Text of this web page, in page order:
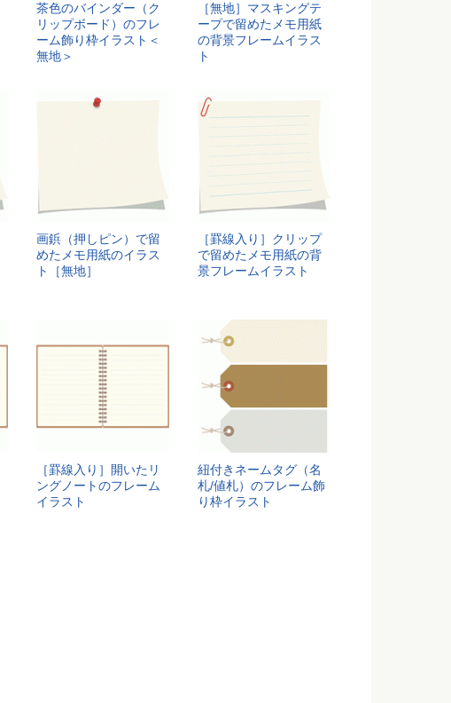
茶色のバインダー（ク
リップボード）のフレ
ーム飾り枠イラスト＜
無地＞
［無地］マスキングテ
ープで留めたメモ用紙
の背景フレームイラス
ト
画鋲（押しピン）で留
めたメモ用紙のイラス
ト［無地］
［罫線入り］クリップ
で留めたメモ用紙の背
景フレームイラスト
［罫線入り］開いたリ
ングノートのフレーム
イラスト
紐付きネームタグ（名
札/値札）のフレーム飾
り枠イラスト